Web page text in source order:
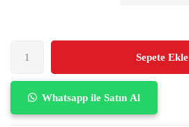
Sepete Ekle
Whatsapp ile Satın Al